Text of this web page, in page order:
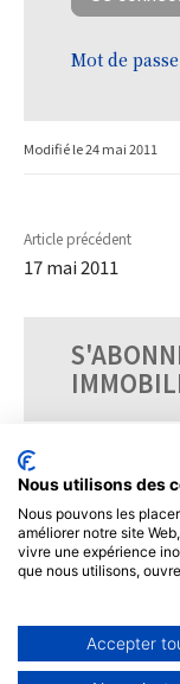
Mot de
Modifié le24 mai 2011
Article précédent
17 mai 2011
Nous utilisons des
Nous pouvons les
améliorer notre site
vivre une expérience
que nous utilisons,
Accepter